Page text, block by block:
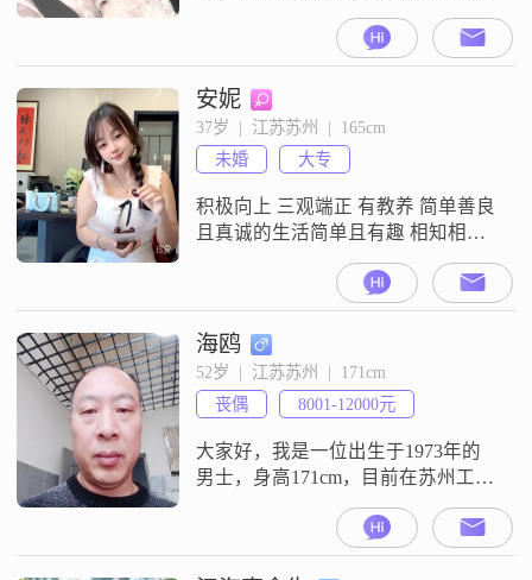
我是医务人员，月收入大概在3001
到5000元之间。学历是中专，但我
一直保持着学习的热情，努力提升
自己的能力和素质。在生活中，我
非常真诚可靠，喜欢精致的生活，
注重生活品质。我相信，生活中的
每一个细节都值得我们去珍惜和体
验。我热爱生活，我性格随和易相
处，温
安妮
37岁  |  江苏苏州  |  165cm
未婚
大专
积极向上 三观端正 有教养 简单善良
且真诚的生活简单且有趣 相知相伴
海鸥
52岁  |  江苏苏州  |  171cm
丧偶
8001-12000元
大家好，我是一位出生于1973年的
男士，身高171cm，目前在苏州工
作。我的月收入在8001到12000元之
间，虽然学历是高中及以下，但我
一直保持着自信果断的性格。在生